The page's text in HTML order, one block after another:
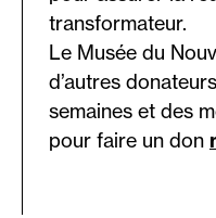
transformateur.
Le Musée du
d’autres
semaines et des
pour faire un don